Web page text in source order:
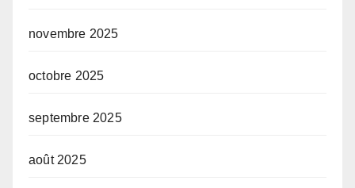
novembre 2025
octobre 2025
septembre 2025
août 2025